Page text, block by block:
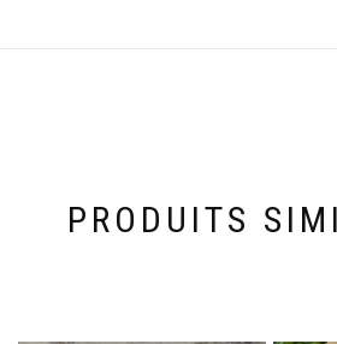
PRODUITS